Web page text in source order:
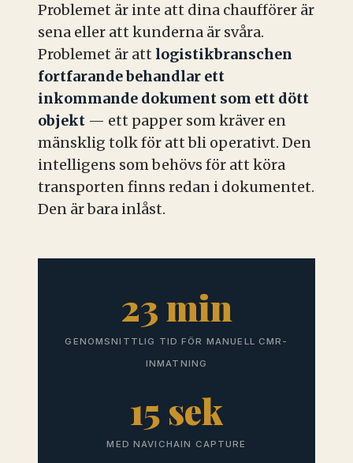
Problemet är inte att dina chaufförer är
sena eller att kunderna är svåra.
Problemet är att logistikbranschen
fortfarande behandlar ett
inkommande dokument som ett dött
objekt — ett papper som kräver en
mänsklig tolk för att bli operativt. Den
intelligens som behövs för att köra
transporten finns redan i dokumentet.
Den är bara inlåst.
23 min
GENOMSNITTLIG TID FÖR MANUELL CMR-
INMATNING
15 sek
MED NAVICHAIN CAPTURE